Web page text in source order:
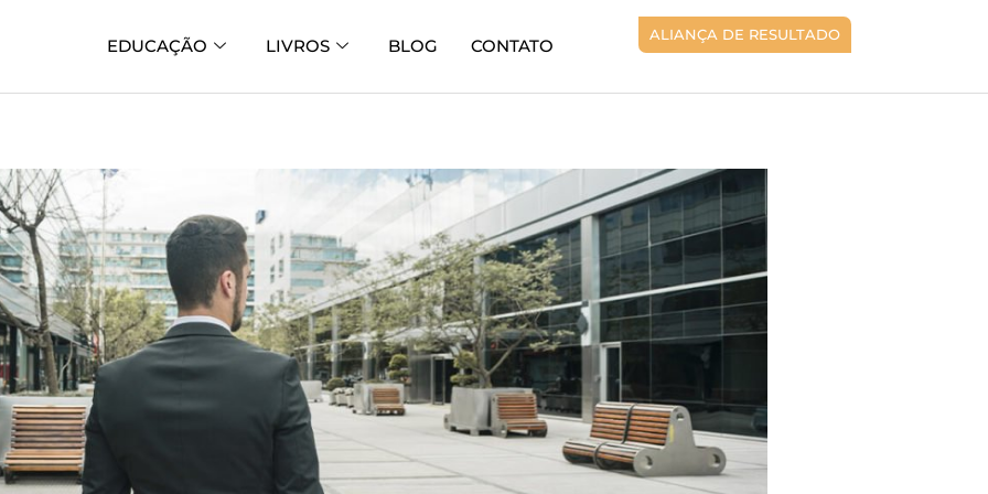
EDUCAÇÃO LIVROS BLOG CONTATO
ALIANÇA DE RESULTADO